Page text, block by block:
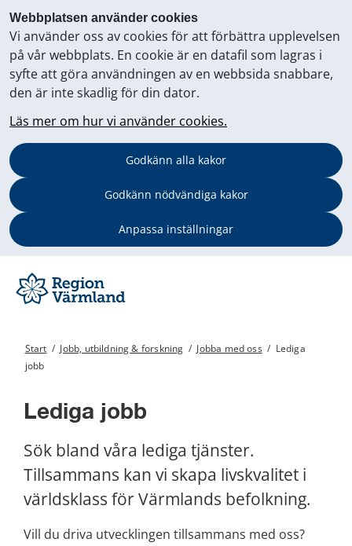
Webbplatsen använder cookies
Vi använder oss av cookies för att förbättra upplevelsen
på vår webbplats. En cookie är en datafil som lagras i
syfte att göra användningen av en webbsida snabbare,
den är inte skadlig för din dator.
Läs mer om hur vi använder cookies.
Godkänn alla kakor
Godkänn nödvändiga kakor
Anpassa inställningar
Start / Jobb, utbildning & forskning / Jobba med oss / Lediga
jobb
Lediga jobb
Sök bland våra lediga tjänster.
Tillsammans kan vi skapa livskvalitet i
världsklass för Värmlands befolkning.
Vill du driva utvecklingen tillsammans med oss?